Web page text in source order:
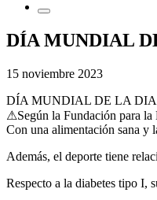
DÍA MUNDIAL
15 noviembre 2023
DÍA MUNDIAL DE LA
⚠Según la Fundación para la
Con una alimentación sana y
Además, el deporte tiene
Respecto a la diabetes tipo I,